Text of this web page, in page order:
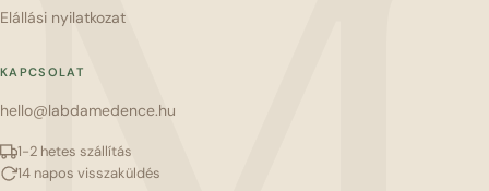
Elállási nyilatkozat
KAPCSOLAT
hello@labdamedence.hu
1-2 hetes szállítás
14 napos visszaküldés